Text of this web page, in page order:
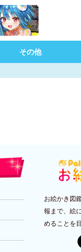
その他
お絵かき図
報まで、絵
めることを